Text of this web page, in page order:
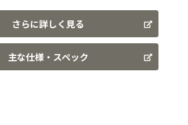
さらに詳しく見る
主な仕様・スペック